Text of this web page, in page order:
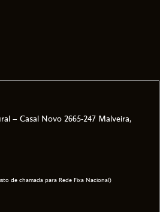
– Casal Novo 2665-247 Malveira,
de chamada para Rede Fixa Nacional)